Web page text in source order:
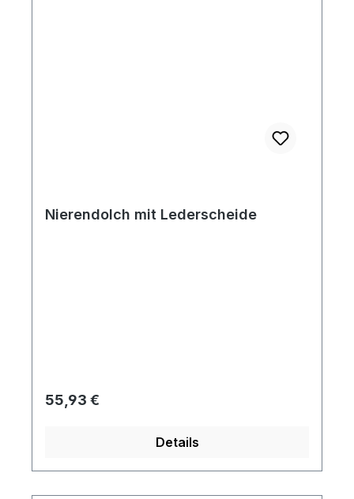
Nierendolch mit Lederscheide
Regulärer Preis:
55,93 €
Details